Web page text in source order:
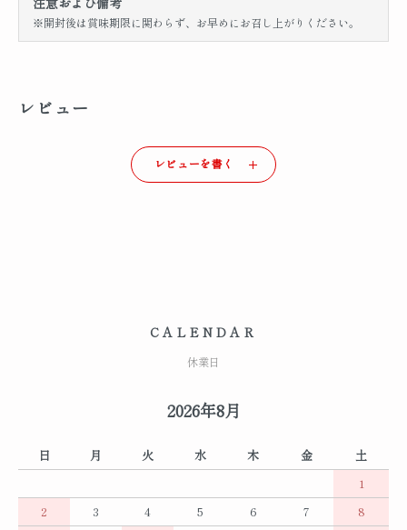
※開封後は賞味期限に関わらず、お早めにお召し上がりください。
レビュー
レビューを書く
CALENDAR
休業日
2026年8月
日 月 火 水 木 金
土
1
2
3 4 5 6 7
8